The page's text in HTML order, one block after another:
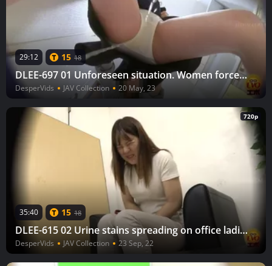
29:12 15 18
DLEE-697 01 Unforeseen situation. Women forced to wet themselves after being held from going to the toilet
DesperVids JAV Collection 20 May, 23
720p
35:40 15 18
DLEE-615 02 Urine stains spreading on office ladies pants. Peeing desperation and wetting shame.
DesperVids JAV Collection 23 Sep, 22